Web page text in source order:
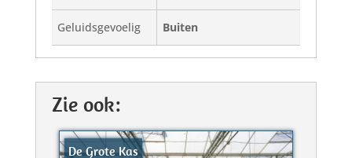
Geluidsgevoelig Buiten
Zie ook:
De Grote Kas